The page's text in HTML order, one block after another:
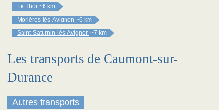
Le Thor ~6 km
Morières-lès-Avignon ~6 km
Saint-Saturnin-lès-Avignon ~7 km
Les transports de Caumont-sur-
Durance
Autres transports